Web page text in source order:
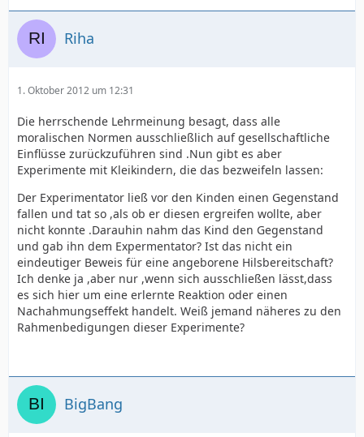
Riha
1. Oktober 2012 um 12:31
Die herrschende Lehrmeinung besagt, dass alle
moralischen Normen ausschließlich auf gesellschaftliche
Einflüsse zurückzuführen sind .Nun gibt es aber
Experimente mit Kleikindern, die das bezweifeln lassen:
Der Experimentator ließ vor den Kinden einen Gegenstand
fallen und tat so ,als ob er diesen ergreifen wollte, aber
nicht konnte .Darauhin nahm das Kind den Gegenstand
und gab ihn dem Expermentator? Ist das nicht ein
eindeutiger Beweis für eine angeborene Hilsbereitschaft?
Ich denke ja ,aber nur ,wenn sich ausschließen lässt,dass
es sich hier um eine erlernte Reaktion oder einen
Nachahmungseffekt handelt. Weiß jemand näheres zu den
Rahmenbedigungen dieser Experimente?
BigBang